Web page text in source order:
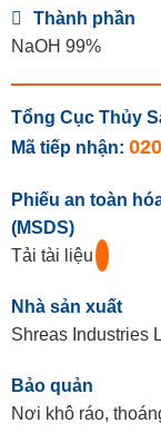
Thành phần
NaOH 99%
Tổng Cục Thủy
Mã tiếp nhận:
Phiếu an toàn
(MSDS)
Tải tài liệu
Nhà sản xuất
Shreas Industries
Bảo quản
Nơi khô ráo,